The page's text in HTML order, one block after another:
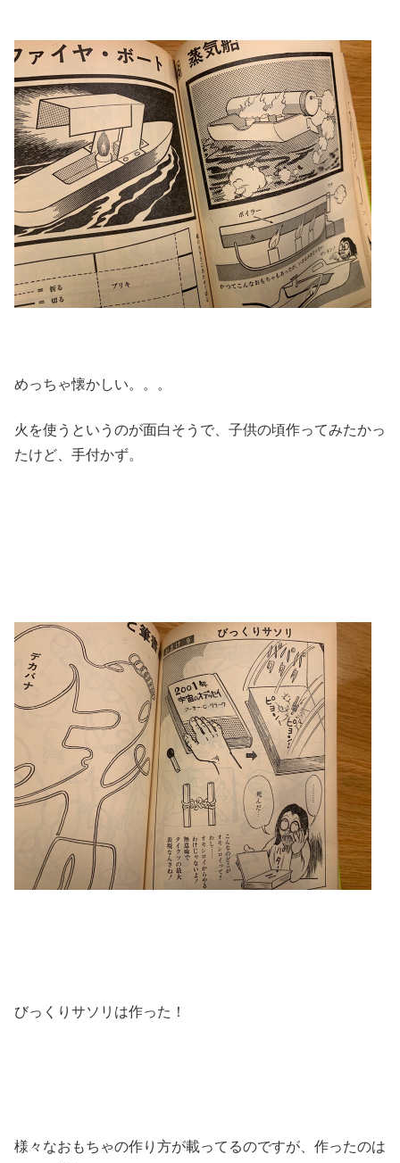
めっちゃ懐かしい。。。
火を使うというのが面白そうで、子供の頃作ってみたかっ
たけど、手付かず。
びっくりサソリは作った！
様々なおもちゃの作り方が載ってるのですが、作ったのは